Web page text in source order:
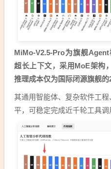
MiMo-V2.5-Pro为旗舰
超长上下文，采用MoE架构
推理成本仅为国际闭源旗舰的
其通用智能体、复杂软件工
平，可稳定完成近千轮工具调